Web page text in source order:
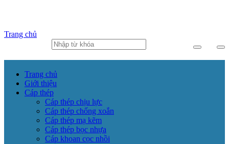
Trang chủ
Trang chủ
Giới thiệu
Cáp thép
Cáp thép chịu lực
Cáp thép chống xoắn
Cáp thép mạ kẽm
Cáp thép bọc nhựa
Cáp khoan cọc nhồi